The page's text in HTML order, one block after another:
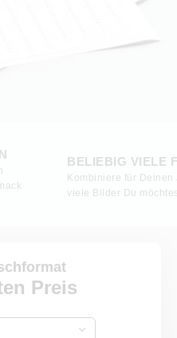
BELIEBIG VIELE
Kombiniere für
viele Bilder Du
Preis